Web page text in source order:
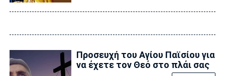
Προσευχή του Αγίου Παϊσίου για
να έχετε τον Θεό στο πλάι σας